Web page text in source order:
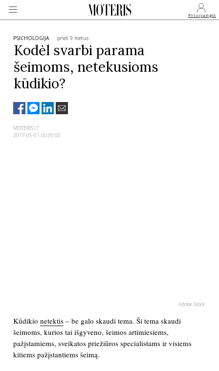
Prisijungti
VEIDAI
MADA
POLITIKA
KULTŪRA
PSICHOLOGIJA prieš 9 metus
Kodėl svarbi parama
šeimoms, netekusioms
kūdikio?
MOTERIS.LT
2017-05-01 00:00:00
Adobe Stock
Kūdikio netektis– be galo skaudi tema. Ši tema skaudi
šeimoms, kurios tai išgyveno, šeimos artimiesiems,
pažįstamiems, sveikatos priežiūros specialistams ir visiems
kitiems pažįstantiems šeimą.